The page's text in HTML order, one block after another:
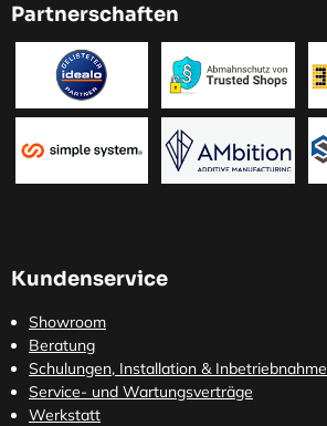
Partnerschaften
Kundenservice
Showroom
Beratung
Schulungen, Installation & Inbetriebnahme
Service- und Wartungsverträge
Werkstatt